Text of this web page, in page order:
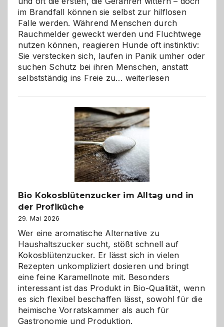
im Brandfall können sie selbst zur hilflosen
Falle werden. Während Menschen durch
Rauchmelder geweckt werden und Fluchtwege
nutzen können, reagieren Hunde oft instinktiv:
Sie verstecken sich, laufen in Panik umher oder
suchen Schutz bei ihren Menschen, anstatt
selbstständig ins Freie zu… Wenn
Freund
in
Gefahr
ist:
Brandschutz
für
Hunde
eigenen
weiterlesen
Bio Kokosblütenzucker im Alltag und in
der Profiküche
29. Mai 2026
Wer eine aromatische Alternative zu
Haushaltszucker sucht, stößt schnell auf
Kokosblütenzucker. Er lässt sich in vielen
Rezepten unkompliziert dosieren und bringt
eine feine Karamellnote mit. Besonders
interessant ist das Produkt in Bio-Qualität, wenn
es sich flexibel beschaffen lässt, sowohl für die
heimische Vorratskammer als auch für
Gastronomie und Produktion.